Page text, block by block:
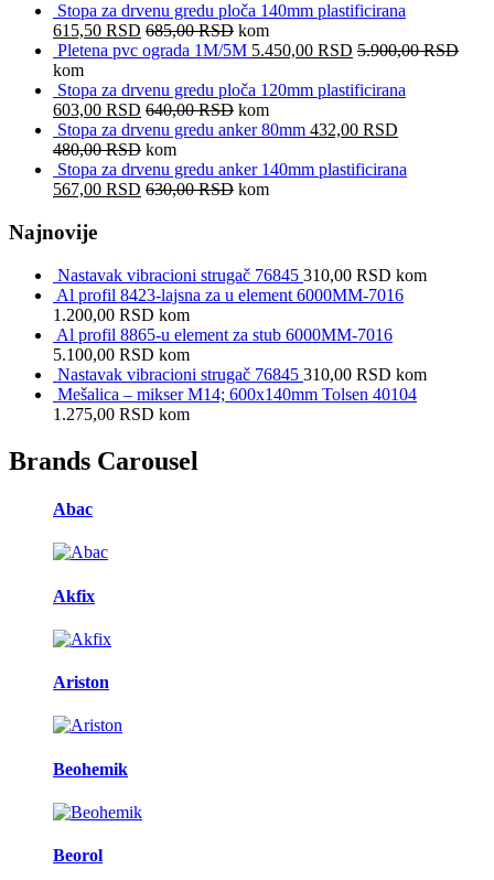
Stopa za drvenu gredu ploča 140mm plastificirana
615,50 RSD 685,00RSD kom
Pletena pvc ograda 1M/5M 5.450,00 RSD 5.900,00RSD
kom
Stopa za drvenu gredu ploča 120mm plastificirana
603,00 RSD 640,00RSD kom
Stopa za drvenu gredu anker 80mm 432,00 RSD
480,00RSD kom
Stopa za drvenu gredu anker 140mm plastificirana
567,00 RSD 630,00RSD kom
Najnovije
Nastavak vibracioni strugač 76845 310,00 RSD kom
Al profil 8423-lajsna za u element 6000MM-7016
1.200,00 RSD kom
Al profil 8865-u element za stub 6000MM-7016
5.100,00 RSD kom
Nastavak vibracioni strugač 76845 310,00 RSD kom
Mešalica – mikser M14; 600x140mm Tolsen 40104
1.275,00 RSD kom
Brands Carousel
Abac
Akfix
Ariston
Beohemik
Beorol